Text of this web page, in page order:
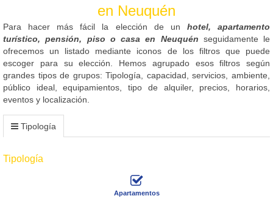
en Neuquén
Para hacer más fácil la elección de un hotel, apartamento
turístico, pensión, piso o casa en Neuquén seguidamente le
ofrecemos un listado mediante iconos de los filtros que puede
escoger para su elección. Hemos agrupado esos filtros según
grandes tipos de grupos: Tipología, capacidad, servicios, ambiente,
público ideal, equipamientos, tipo de alquiler, precios, horarios,
eventos y localización.
Tipología
Tipología
Apartamentos